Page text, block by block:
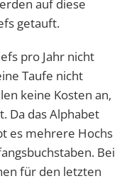
auf diese
getauft.
pro Jahr nicht
Taufe nicht
keine Kosten an,
Da das Alphabet
es mehrere Hochs
Bei
für den letzten